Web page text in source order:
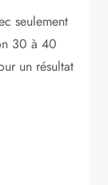
seulement
30 à 40
un résultat